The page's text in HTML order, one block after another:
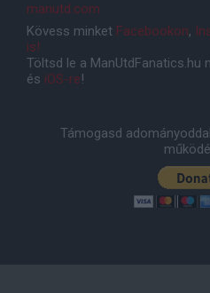
manutd.com
Kövess minket Facebookon,
is!
Töltsd le a ManUtdFanatics.hu
és iOS-re!
Támogasd